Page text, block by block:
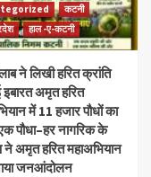
कटनी
हाल -ए-कटनी
ने लिखी हरित क्रांति
अमृत हरित
में 11 हजार पौधों का
पौधा–हर नागरिक के
अमृत हरित महाअभियान
जनआंदोलन